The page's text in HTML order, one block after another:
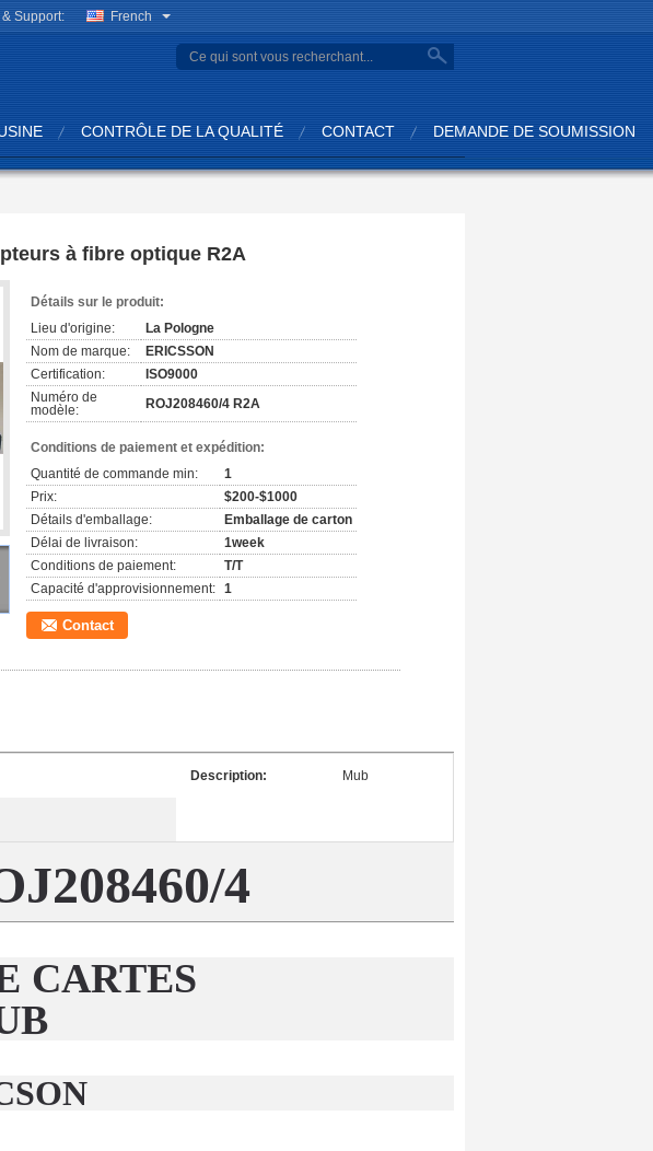
Support: French
CONTRÔLE DE LA QUALITÉ CONTACT DEMANDE DE SOUMISSION
à fibre optique R2A
Détails sur le produit:
Lieu d'origine:
La Pologne
Nom de marque:
ERICSSON
Certification:
ISO9000
Numéro de
modèle:
ROJ208460/4 R2A
Conditions de paiement et expédition:
Quantité de commande min:
1
Prix:
$200-$1000
Détails d'emballage:
Emballage de carton
Délai de livraison:
1week
Conditions de paiement:
T/T
Capacité d'approvisionnement: 1
Contact
Description: Mub
4
CARTES